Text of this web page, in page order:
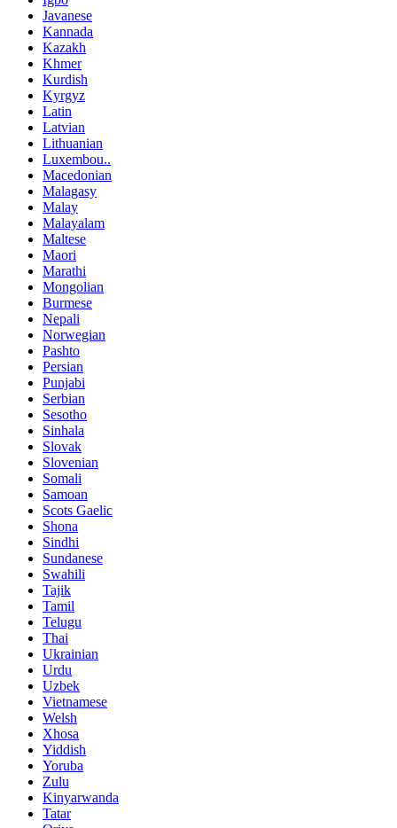
Javanese
Kannada
Kazakh
Khmer
Kurdish
Kyrgyz
Latin
Latvian
Lithuanian
Luxembou..
Macedonian
Malagasy
Malay
Malayalam
Maltese
Maori
Marathi
Mongolian
Burmese
Nepali
Norwegian
Pashto
Persian
Punjabi
Serbian
Sesotho
Sinhala
Slovak
Slovenian
Somali
Samoan
Scots Gaelic
Shona
Sindhi
Sundanese
Swahili
Tajik
Tamil
Telugu
Thai
Ukrainian
Urdu
Uzbek
Vietnamese
Welsh
Xhosa
Yiddish
Yoruba
Zulu
Kinyarwanda
Tatar